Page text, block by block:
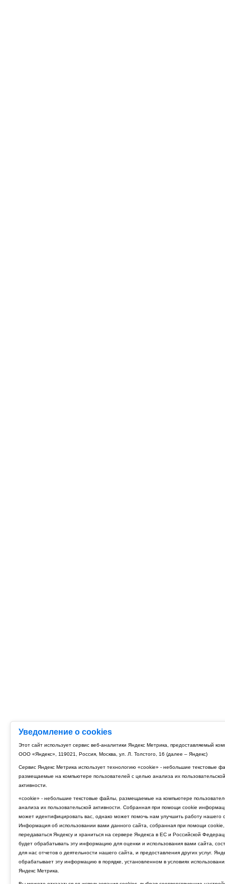
Уведомление о cookies
Этот сайт использует сервис веб-аналитики Яндекс Метрика, предоставляемый
ООО «Яндекс», 119021, Россия, Москва, ул. Л. Толстого, 16 (далее – Яндекс)
Сервис Яндекс Метрика использует технологию «cookie» - небольшие текстовые
размещаемые на компьютере пользователей с целью анализа их пользовательской
активности.
«cookie» - небольшие текстовые файлы, размещаемые на компьютере
анализа их пользовательской активности. Собранная при помощи cookie
может идентифицировать вас, однако может помочь нам улучшить работу нашего
Информация об использовании вами данного сайта, собранная при помощи cookie,
передаваться Яндексу и храниться на сервере Яндекса в ЕС и Российской
будет обрабатывать эту информацию для оценки и использования вами сайта,
для нас отчетов о деятельности нашего сайта, и предоставления других услуг.
обрабатывает эту информацию в порядке, установленном в условиях
Яндекс Метрика.